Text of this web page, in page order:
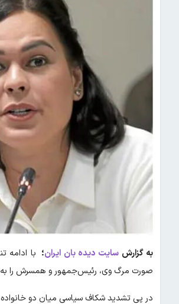
به گزارش سایت دیده بان ایران؛ با
صورت مرگ وی، رئیس‌جمهور و همسرش را به
در پی تشدید شکاف سیاسی میان دو